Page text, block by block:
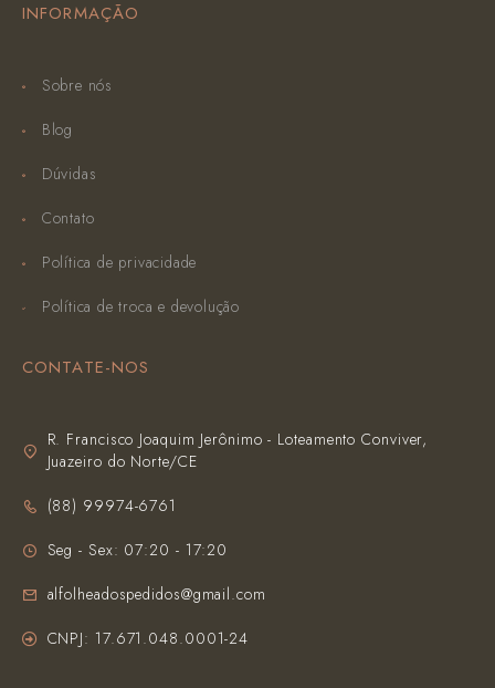
INFORMAÇÃO
Sobre nós
Blog
Dúvidas
Contato
Política de privacidade
Política de troca e devolução
CONTATE-NOS
R. Francisco Joaquim Jerônimo - Loteamento Conviver,
Juazeiro do Norte/CE
(‪88) 99974-6761‬
Seg - Sex: 07:20 - 17:20
alfolheadospedidos@gmail.com
CNPJ: 17.671.048.0001-24